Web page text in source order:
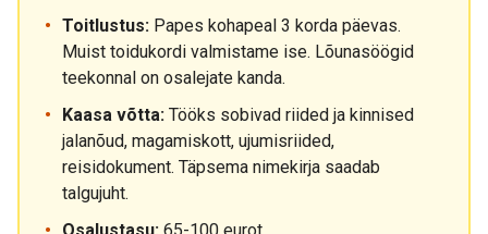
Toitlustus: Papes kohapeal 3 korda päevas.
Muist toidukordi valmistame ise. Lõunasöögid
teekonnal on osalejate kanda.
Kaasa võtta: Tööks sobivad riided ja kinnised
jalanõud, magamiskott, ujumisriided,
reisidokument. Täpsema nimekirja saadab
talgujuht.